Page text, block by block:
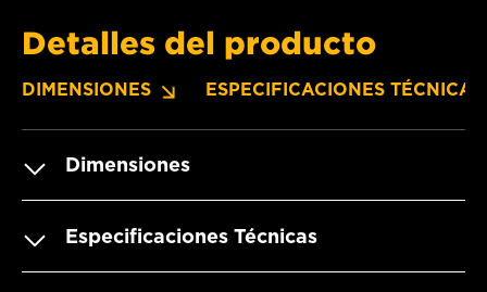
Detalles del producto
DIMENSIONES ESPECIFICACIONES TÉCNICAS
Dimensiones
Especificaciones Técnicas